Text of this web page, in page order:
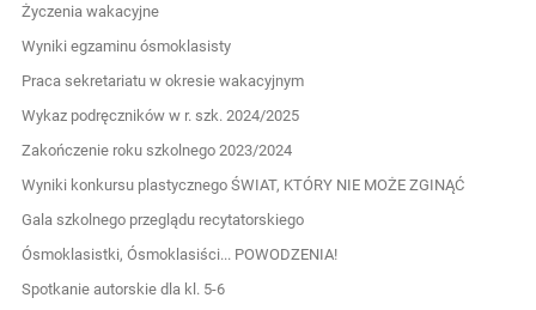
Życzenia wakacyjne
Wyniki egzaminu ósmoklasisty
Praca sekretariatu w okresie wakacyjnym
Wykaz podręczników w r. szk. 2024/2025
Zakończenie roku szkolnego 2023/2024
Wyniki konkursu plastycznego ŚWIAT, KTÓRY NIE MOŻE ZGINĄĆ
Gala szkolnego przeglądu recytatorskiego
Ósmoklasistki, Ósmoklasiści... POWODZENIA!
Spotkanie autorskie dla kl. 5-6